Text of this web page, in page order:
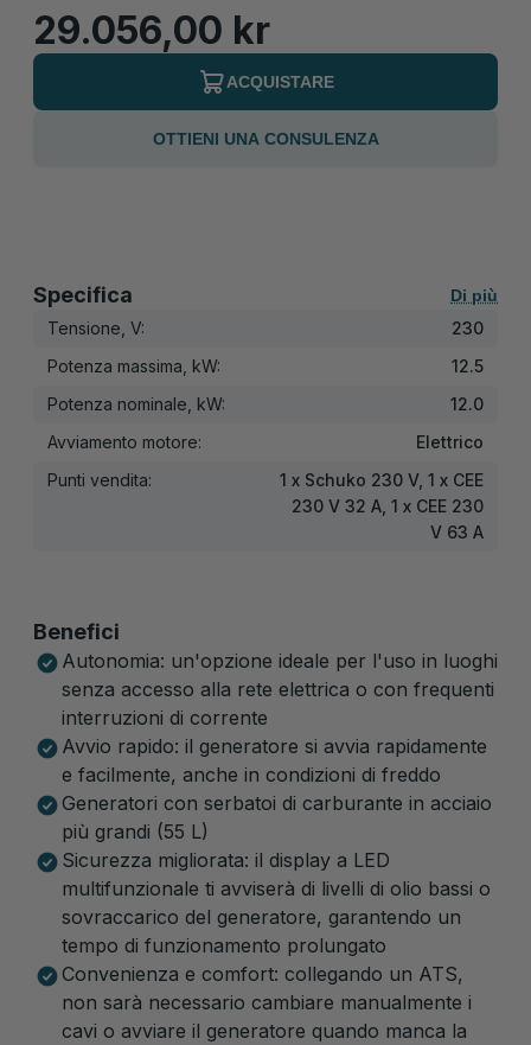
29.056,00 kr
ACQUISTARE
OTTIENI UNA CONSULENZA
Specifica Di più
Tensione, V:
230
Potenza massima, kW:
12.5
Potenza nominale, kW:
12.0
Avviamento motore:
Elettrico
Punti vendita:
1 x Schuko 230 V, 1 x CEE
230 V 32 A, 1 x CEE 230
V 63 A
Benefici
Autonomia: un'opzione ideale per l'uso in luoghi
senza accesso alla rete elettrica o con frequenti
interruzioni di corrente
Avvio rapido: il generatore si avvia rapidamente
e facilmente, anche in condizioni di freddo
Generatori con serbatoi di carburante in acciaio
più grandi (55 L)
Sicurezza migliorata: il display a LED
multifunzionale ti avviserà di livelli di olio bassi o
sovraccarico del generatore, garantendo un
tempo di funzionamento prolungato
Convenienza e comfort: collegando un ATS,
non sarà necessario cambiare manualmente i
cavi o avviare il generatore quando manca la